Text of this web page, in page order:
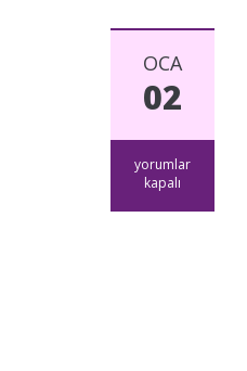
OCA
02
Hatalı
Teşvik
yorumlar
kapalı